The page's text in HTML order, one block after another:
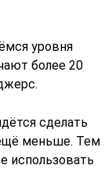
уровня
более 20
сделать
меньше. Тем
использовать